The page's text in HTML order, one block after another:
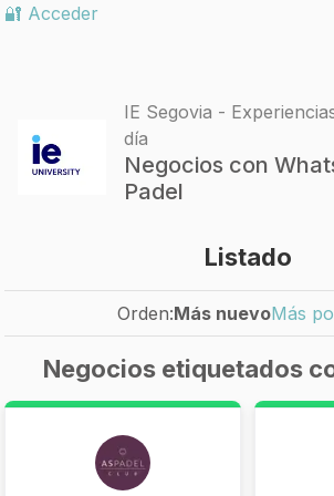
🔐 Acceder
IE Segovia -
día
Negocios con
Padel
Listado
Orden:Más nuevoMás
Negocios etiquetados